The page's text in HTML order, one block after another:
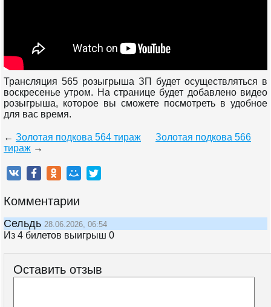
Трансляция 565 розыгрыша ЗП будет осуществляться в
воскресенье утром. На странице будет добавлено видео
розыгрыша, которое вы сможете посмотреть в удобное
для вас время.
← Золотая подкова 564 тираж
Золотая подкова 566
тираж →
Комментарии
Сельдь 28.06.2026, 06:54
Из 4 билетов выигрыш 0
Оставить отзыв